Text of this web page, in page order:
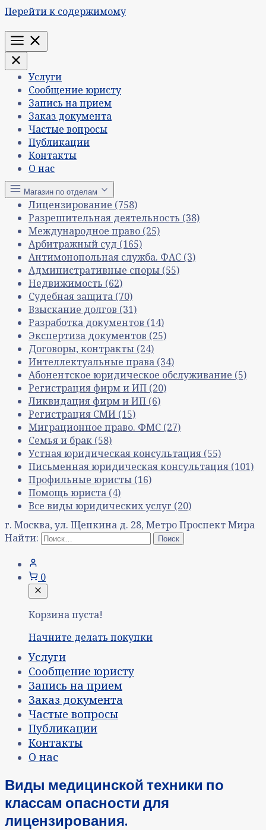
Перейти к содержимому
Меню
Услуги
Сообщение юристу
Запись на прием
Заказ документа
Частые вопросы
Публикации
Контакты
О нас
Магазин по отделам
Лицензирование (758)
Разрешительная деятельность (38)
Международное право (25)
Арбитражный суд (165)
Антимонопольная служба. ФАС (3)
Административные споры (55)
Недвижимость (62)
Судебная защита (70)
Взыскание долгов (31)
Разработка документов (14)
Экспертиза документов (25)
Договоры, контракты (24)
Интеллектуальные права (34)
Абонентское юридическое обслуживание (5)
Регистрация фирм и ИП (20)
Ликвидация фирм и ИП (6)
Регистрация СМИ (15)
Миграционное право. ФМС (27)
Семья и брак (58)
Устная юридическая консультация (55)
Письменная юридическая консультация (101)
Профильные юристы (16)
Помощь юриста (4)
Все виды юридических услуг (20)
г. Москва, ул. Щепкина д. 28, Метро Проспект Мира
Найти:
0
Корзина пуста!
Начните делать покупки
Услуги
Сообщение юристу
Запись на прием
Заказ документа
Частые вопросы
Публикации
Контакты
О нас
Виды медицинской техники по
классам опасности для
лицензирования.